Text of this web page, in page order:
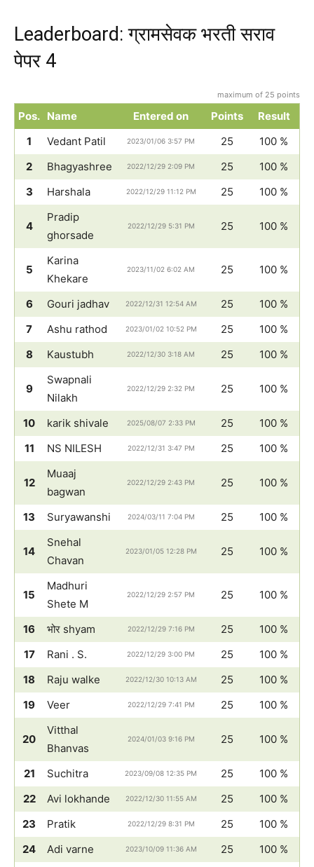
Leaderboard: ग्रामसेवक भरती सराव
पेपर 4
maximum of 25 points
Pos. Name Entered on Points
Result
1
Vedant Patil 2023/01/06 3:57 PM 25
100 %
2
Bhagyashree 2022/12/29 2:09 PM 25
100 %
3
Harshala 2022/12/29 11:12 PM 25 100 %
4
Pradip
ghorsade
2022/12/29 5:31 PM 25 100 %
5
Karina
Khekare
2023/11/02 6:02 AM 25 100 %
6 Gouri jadhav 2022/12/31 12:54 AM 25
100 %
7
Ashu rathod 2023/01/02 10:52 PM 25
100 %
8
Kaustubh 2022/12/30 3:18 AM 25 100 %
9
Swapnali
Nilakh
2022/12/29 2:32 PM 25 100 %
10 karik shivale 2025/08/07 2:33 PM 25
100 %
11
NS NILESH 2022/12/31 3:47 PM 25 100 %
12
Muaaj
bagwan
2022/12/29 2:43 PM 25 100 %
13 Suryawanshi 2024/03/11 7:04 PM 25 100 %
14
Snehal
Chavan
2023/01/05 12:28 PM 25 100 %
15
Madhuri
Shete M
2022/12/29 2:57 PM 25 100 %
16 भोर shyam 2022/12/29 7:16 PM 25
100 %
17
Rani . S. 2022/12/29 3:00 PM 25
100 %
18
Raju walke 2022/12/30 10:13 AM 25
100 %
19
Veer 2022/12/29 7:41 PM 25 100 %
20
Vitthal
Bhanvas
2024/01/03 9:16 PM 25 100 %
21 Suchitra 2023/09/08 12:35 PM 25
100 %
22
Avi lokhande 2022/12/30 11:55 AM 25
100 %
23
Pratik 2022/12/29 8:31 PM 25
100 %
24
Adi varne 2023/10/09 11:36 AM 25 100 %